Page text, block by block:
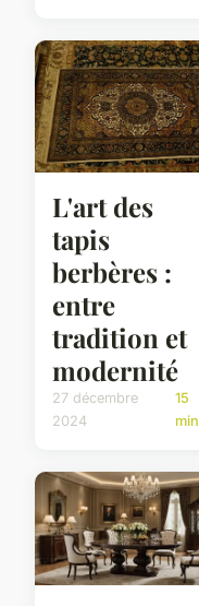
L'art des
tapis
berbères :
entre
tradition et
modernité
27 décembre
2024
15
min